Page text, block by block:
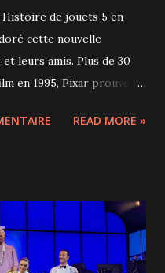
Histoire de jouets 5 en
cette nouvelle
leurs amis. Plus de 30
en 1995, Pixar prouve
composer avec une
avec la technologie et à
le jeu libre et les
Comme les précédents
READ MORE »